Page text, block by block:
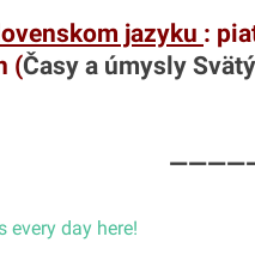
jazyku :
(Časy a úmysly
every day here!